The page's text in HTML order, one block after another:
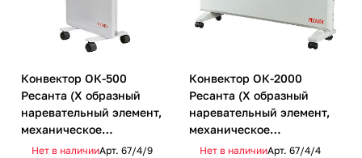
Конвектор ОК-500
Ресанта (Х образный
наревательный элемент,
механическое
управление)
Нет в наличииАрт. 67/4/9
Конвектор ОК-2000
Ресанта (Х образный
наревательный элемент,
механическое
управление)
Нет в наличииАрт. 67/4/4